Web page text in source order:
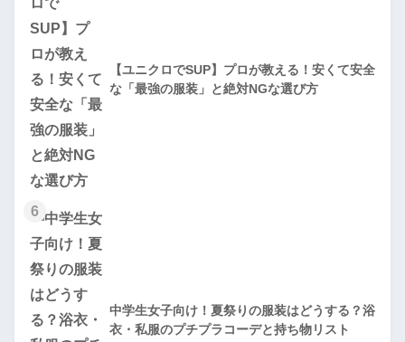
【ユニクロでSUP】プロが教える！安くて安全
な「最強の服装」と絶対NGな選び方
6
中学生女子向け！夏祭りの服装はどうする？浴
衣・私服のプチプラコーデと持ち物リスト